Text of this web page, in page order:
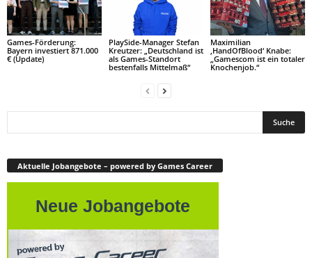
Games-Förderung:
Bayern investiert 871.000
€ (Update)
PlaySide-Manager Stefan
Kreutzer: „Deutschland ist
als Games-Standort
bestenfalls Mittelmaß“
Maximilian
‚HandOfBlood‘ Knabe:
„Gamescom ist ein totaler
Knochenjob.“
Aktuelle Jobangebote – powered by Games Career